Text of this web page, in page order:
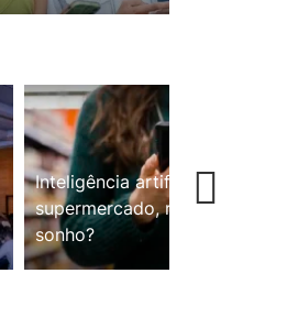
Inteligência artificial no
supermercado, realidade ou
sonho?